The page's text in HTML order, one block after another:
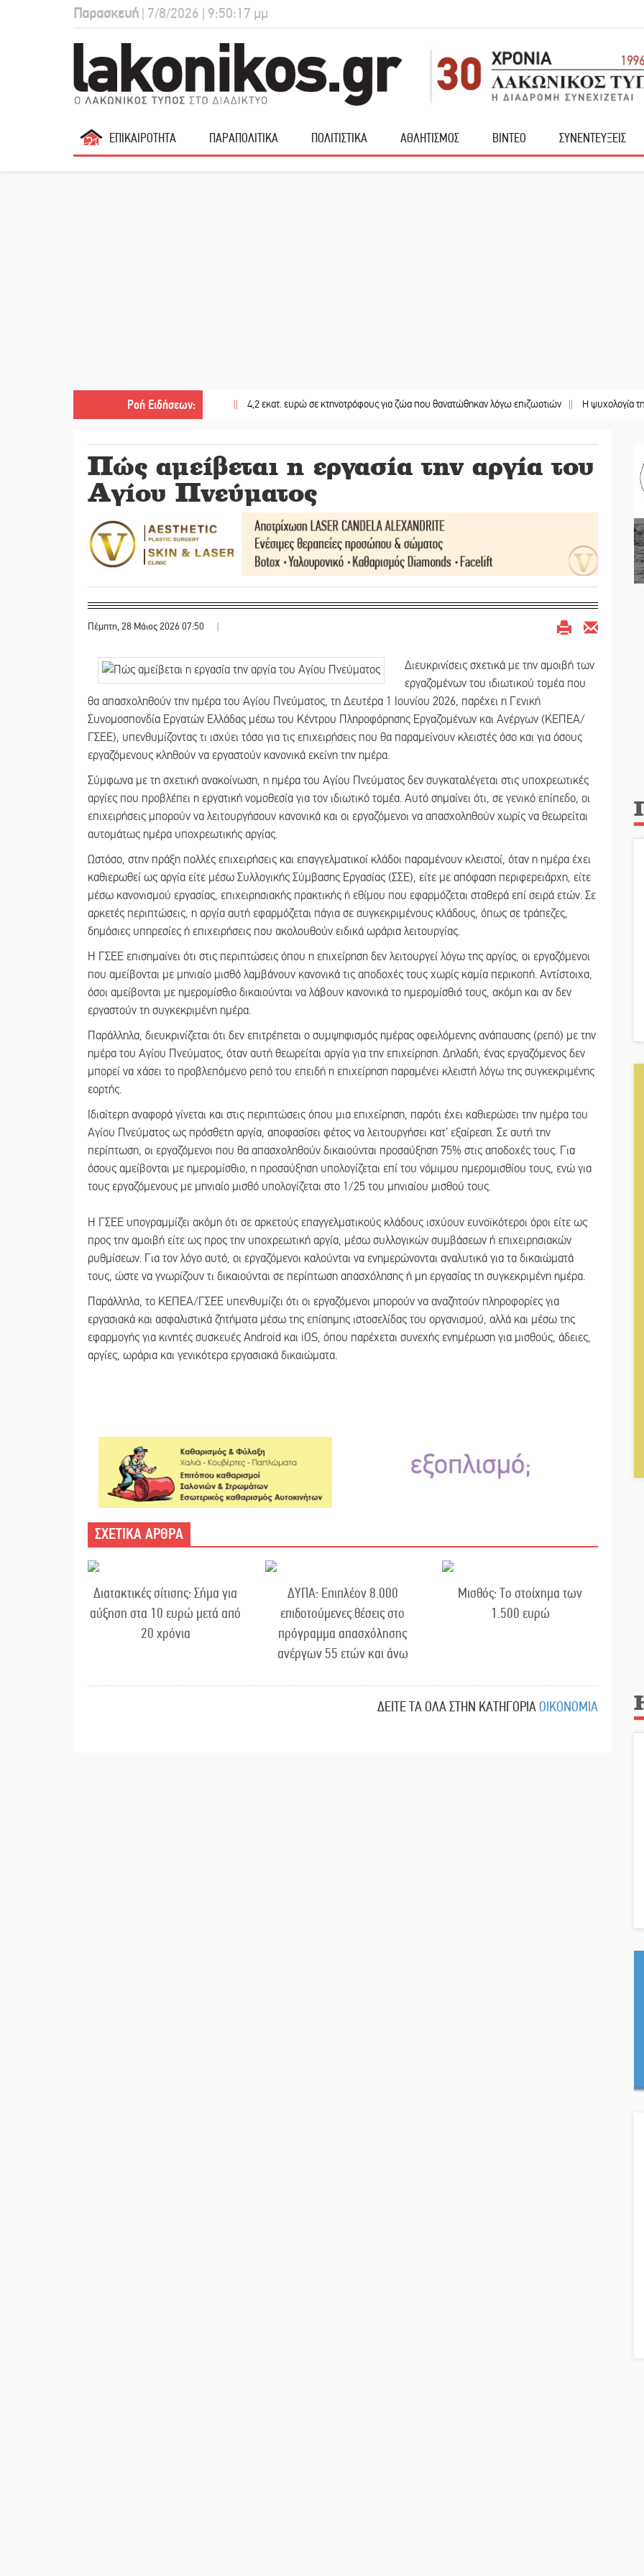
Παρασκευή | 7/8/2026 | 9:50:18 μμ
ΕΠΙΚΑΙΡΟΤΗΤΑ ΠΑΡΑΠΟΛΙΤΙΚΑ ΠΟΛΙΤΙΣΤΙΚΑ ΑΘΛΗΤΙΣΜΟΣ ΒΙΝΤΕΟ ΣΥΝΕΝΤΕΥΞΕΙΣ
Ροή Ειδήσεων:
|| 4,2 εκατ. ευρώ σε κτηνοτρόφους για ζώα που θανατώθηκαν λόγω επιζωοτιών || Η ψυχολογία της
Πώς αμείβεται η εργασία την αργία του
Αγίου Πνεύματος
Πέμπτη, 28 Μάιος 2026 07:50 |
Διευκρινίσεις σχετικά με την αμοιβή των
εργαζομένων του ιδιωτικού τομέα που
θα απασχοληθούν την ημέρα του Αγίου Πνεύματος, τη Δευτέρα 1 Ιουνίου 2026, παρέχει η Γενική
Συνομοσπονδία Εργατών Ελλάδας μέσω του Κέντρου Πληροφόρησης Εργαζομένων και Ανέργων (ΚΕΠΕΑ/
ΓΣΕΕ), υπενθυμίζοντας τι ισχύει τόσο για τις επιχειρήσεις που θα παραμείνουν κλειστές όσο και για όσους
εργαζόμενους κληθούν να εργαστούν κανονικά εκείνη την ημέρα.
Σύμφωνα με τη σχετική ανακοίνωση, η ημέρα του Αγίου Πνεύματος δεν συγκαταλέγεται στις υποχρεωτικές
αργίες που προβλέπει η εργατική νομοθεσία για τον ιδιωτικό τομέα. Αυτό σημαίνει ότι, σε γενικό επίπεδο, οι
επιχειρήσεις μπορούν να λειτουργήσουν κανονικά και οι εργαζόμενοι να απασχοληθούν χωρίς να θεωρείται
αυτομάτως ημέρα υποχρεωτικής αργίας.
Ωστόσο, στην πράξη πολλές επιχειρήσεις και επαγγελματικοί κλάδοι παραμένουν κλειστοί, όταν η ημέρα έχει
καθιερωθεί ως αργία είτε μέσω Συλλογικής Σύμβασης Εργασίας (ΣΣΕ), είτε με απόφαση περιφερειάρχη, είτε
μέσω κανονισμού εργασίας, επιχειρησιακής πρακτικής ή εθίμου που εφαρμόζεται σταθερά επί σειρά ετών. Σε
αρκετές περιπτώσεις, η αργία αυτή εφαρμόζεται πάγια σε συγκεκριμένους κλάδους, όπως σε τράπεζες,
δημόσιες υπηρεσίες ή επιχειρήσεις που ακολουθούν ειδικά ωράρια λειτουργίας.
Η ΓΣΕΕ επισημαίνει ότι στις περιπτώσεις όπου η επιχείρηση δεν λειτουργεί λόγω της αργίας, οι εργαζόμενοι
που αμείβονται με μηνιαίο μισθό λαμβάνουν κανονικά τις αποδοχές τους χωρίς καμία περικοπή. Αντίστοιχα,
όσοι αμείβονται με ημερομίσθιο δικαιούνται να λάβουν κανονικά το ημερομίσθιό τους, ακόμη και αν δεν
εργαστούν τη συγκεκριμένη ημέρα.
Παράλληλα, διευκρινίζεται ότι δεν επιτρέπεται ο συμψηφισμός ημέρας οφειλόμενης ανάπαυσης (ρεπό) με την
ημέρα του Αγίου Πνεύματος, όταν αυτή θεωρείται αργία για την επιχείρηση. Δηλαδή, ένας εργαζόμενος δεν
μπορεί να χάσει το προβλεπόμενο ρεπό του επειδή η επιχείρηση παραμένει κλειστή λόγω της συγκεκριμένης
εορτής.
Ιδιαίτερη αναφορά γίνεται και στις περιπτώσεις όπου μια επιχείρηση, παρότι έχει καθιερώσει την ημέρα του
Αγίου Πνεύματος ως πρόσθετη αργία, αποφασίσει φέτος να λειτουργήσει κατ’ εξαίρεση. Σε αυτή την
περίπτωση, οι εργαζόμενοι που θα απασχοληθούν δικαιούνται προσαύξηση 75% στις αποδοχές τους. Για
όσους αμείβονται με ημερομίσθιο, η προσαύξηση υπολογίζεται επί του νόμιμου ημερομισθίου τους, ενώ για
τους εργαζόμενους με μηνιαίο μισθό υπολογίζεται στο 1/25 του μηνιαίου μισθού τους.
Η ΓΣΕΕ υπογραμμίζει ακόμη ότι σε αρκετούς επαγγελματικούς κλάδους ισχύουν ευνοϊκότεροι όροι είτε ως
προς την αμοιβή είτε ως προς την υποχρεωτική αργία, μέσω συλλογικών συμβάσεων ή επιχειρησιακών
ρυθμίσεων. Για τον λόγο αυτό, οι εργαζόμενοι καλούνται να ενημερώνονται αναλυτικά για τα δικαιώματά
τους, ώστε να γνωρίζουν τι δικαιούνται σε περίπτωση απασχόλησης ή μη εργασίας τη συγκεκριμένη ημέρα.
Παράλληλα, το ΚΕΠΕΑ/ΓΣΕΕ υπενθυμίζει ότι οι εργαζόμενοι μπορούν να αναζητούν πληροφορίες για
εργασιακά και ασφαλιστικά ζητήματα μέσω της επίσημης ιστοσελίδας του οργανισμού, αλλά και μέσω της
εφαρμογής για κινητές συσκευές Android και iOS, όπου παρέχεται συνεχής ενημέρωση για μισθούς, άδειες,
αργίες, ωράρια και γενικότερα εργασιακά δικαιώματα.
ΣΧΕΤΙΚΑ ΑΡΘΡΑ
Διατακτικές σίτισης: Σήμα για
αύξηση στα 10 ευρώ μετά από
20 χρόνια
ΔΥΠΑ: Επιπλέον 8.000
επιδοτούμενες θέσεις στο
πρόγραμμα απασχόλησης
ανέργων 55 ετών και άνω
Μισθός: Το στοίχημα των
1.500 ευρώ
ΔΕΙΤΕ ΤΑ ΟΛΑ ΣΤΗΝ ΚΑΤΗΓΟΡΙΑΟΙΚΟΝΟΜΙΑ